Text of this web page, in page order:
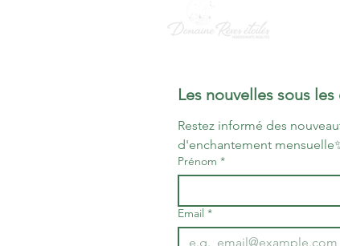
Les nouvelles sous
Restez informé des
d'enchantement
Prénom *
Email *